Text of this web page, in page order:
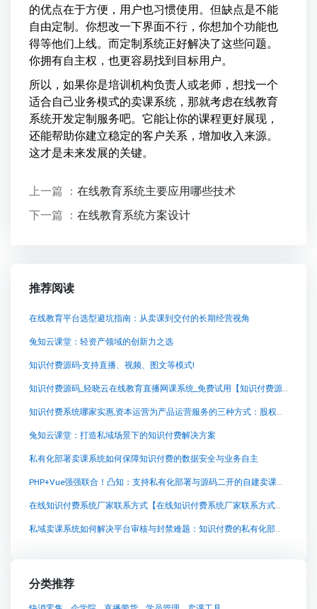
的优点在于方便，用户也习惯使用。但缺点是不能
自由定制。你想改一下界面不行，你想加个功能也
得等他们上线。而定制系统正好解决了这些问题。
你拥有自主权，也更容易找到目标用户。
所以，如果你是培训机构负责人或老师，想找一个
适合自己业务模式的卖课系统，那就考虑在线教育
系统开发定制服务吧。它能让你的课程更好展现，
还能帮助你建立稳定的客户关系，增加收入来源。
这才是未来发展的关键。
上一篇 ： 在线教育系统主要应用哪些技术
下一篇 ： 在线教育系统方案设计
推荐阅读
在线教育平台选型避坑指南：从卖课到交付的长期经营视角
兔知云课堂：轻资产领域的创新力之选
知识付费源码-支持直播、视频、图文等模式!
知识付费源码_轻晓云在线教育直播网课系统_免费试用【知识付费源码_轻晓云在线教育直播网课系统_免费试用知识付费系统系统怎么制作，知识付费系统搭建使用教程】
知识付费系统哪家实惠,资本运营为产品运营服务的三种方式：股权投资、并购重组和公开发行股票
兔知云课堂：打造私域场景下的知识付费解决方案
私有化部署卖课系统如何保障知识付费的数据安全与业务自主
PHP+Vue强强联合！凸知：支持私有化部署与源码二开的自建卖课平台
在线知识付费系统厂家联系方式【在线知识付费系统厂家联系方式知识付费系统系统怎么制作，知识付费系统搭建使用教程】
私域卖课系统如何解决平台审核与封禁难题：知识付费的私有化部署与搭建简单选择
分类推荐